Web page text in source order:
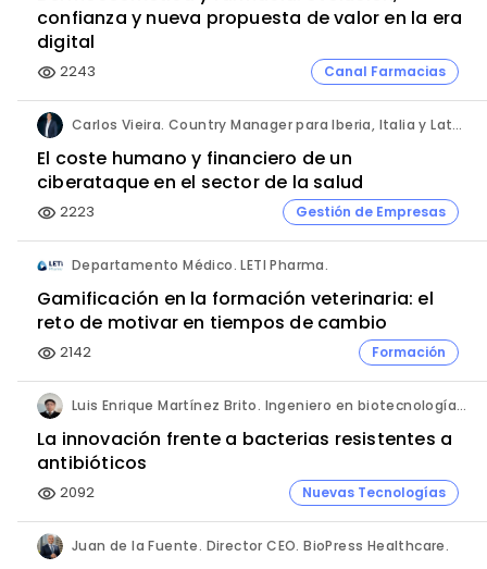
confianza y nueva propuesta de valor en la era
digital
visibility 2243 Canal Farmacias
Carlos Vieira. Country Manager para Iberia, Italia y Latam. Hornetsecurity.
El coste humano y financiero de un
ciberataque en el sector de la salud
visibility 2223 Gestión de Empresas
Departamento Médico. LETI Pharma.
Gamificación en la formación veterinaria: el
reto de motivar en tiempos de cambio
visibility 2142 Formación
Luis Enrique Martínez Brito. Ingeniero en biotecnología, México.
La innovación frente a bacterias resistentes a
antibióticos
visibility 2092 Nuevas Tecnologías
Juan de la Fuente. Director CEO. BioPress Healthcare.